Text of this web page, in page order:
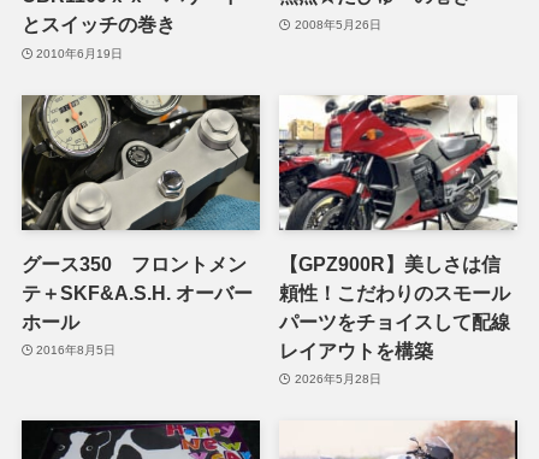
とスイッチの巻き
2010年6月19日
2008年5月26日
グース350 フロントメン
テ＋SKF&A.S.H. オーバー
ホール
2016年8月5日
【GPZ900R】美しさは信
頼性！こだわりのスモール
パーツをチョイスして配線
レイアウトを構築
2026年5月28日